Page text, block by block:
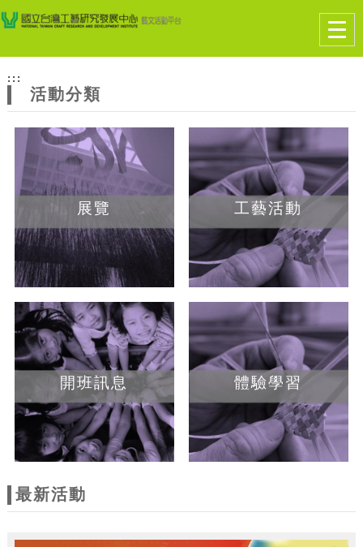
網
站
主
題
跳到主要內容
網站導覽
:::
活動分類
展覽 工藝活動
開班訊息 體驗學習
最新活動